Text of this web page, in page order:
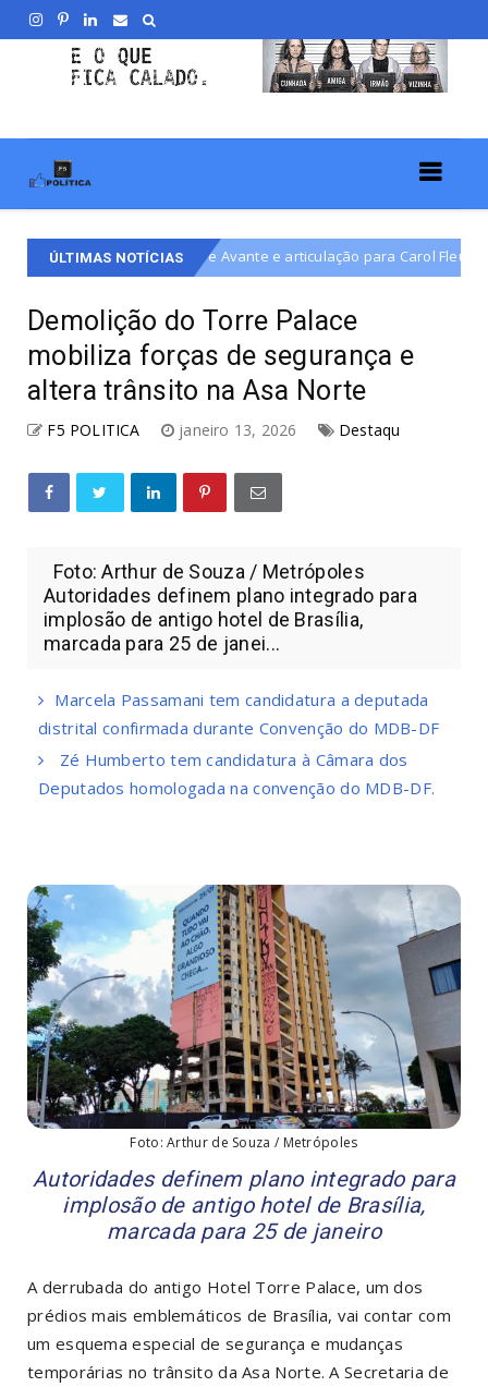
ÚLTIMAS NOTÍCIAS
PSD e Avante e articulação para Carol Fleury ser vice de Arruda
Demolição do Torre Palace
mobiliza forças de segurança e
altera trânsito na Asa Norte
F5 POLITICA janeiro 13, 2026 Destaqu
Foto: Arthur de Souza / Metrópoles
Autoridades definem plano integrado para
implosão de antigo hotel de Brasília,
marcada para 25 de janei...
Marcela Passamani tem candidatura a deputada
distrital confirmada durante Convenção do MDB-DF
Zé Humberto tem candidatura à Câmara dos
Deputados homologada na convenção do MDB-DF.
Foto: Arthur de Souza / Metrópoles
Autoridades definem plano integrado para
implosão de antigo hotel de Brasília,
marcada para 25 de janeiro
A derrubada do antigo Hotel Torre Palace, um dos
prédios mais emblemáticos de Brasília, vai contar com
um esquema especial de segurança e mudanças
temporárias no trânsito da Asa Norte. A Secretaria de